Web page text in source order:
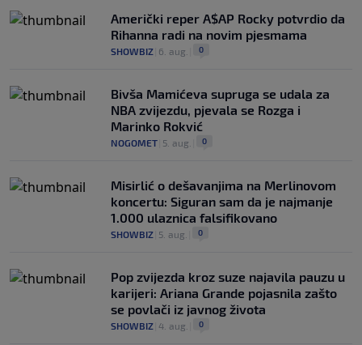
Američki reper A$AP Rocky potvrdio da
Rihanna radi na novim pjesmama
SHOWBIZ 6. aug. 0
Bivša Mamićeva supruga se udala za
NBA zvijezdu, pjevala se Rozga i
Marinko Rokvić
NOGOMET 5. aug. 0
Misirlić o dešavanjima na Merlinovom
koncertu: Siguran sam da je najmanje
1.000 ulaznica falsifikovano
SHOWBIZ 5. aug. 0
Pop zvijezda kroz suze najavila pauzu u
karijeri: Ariana Grande pojasnila zašto
se povlači iz javnog života
SHOWBIZ 4. aug. 0